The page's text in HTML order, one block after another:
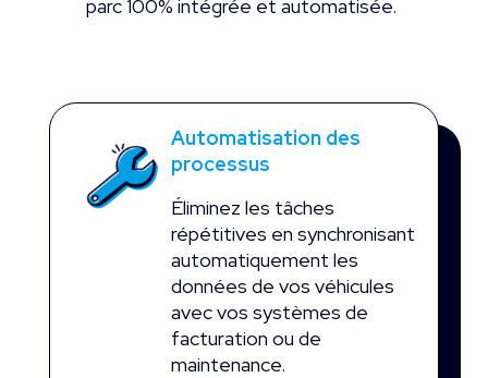
parc 100% intégrée et automatisée.
Automatisation des
processus
Éliminez les tâches
répétitives en synchronisant
automatiquement les
données de vos véhicules
avec vos systèmes de
facturation ou de
maintenance.